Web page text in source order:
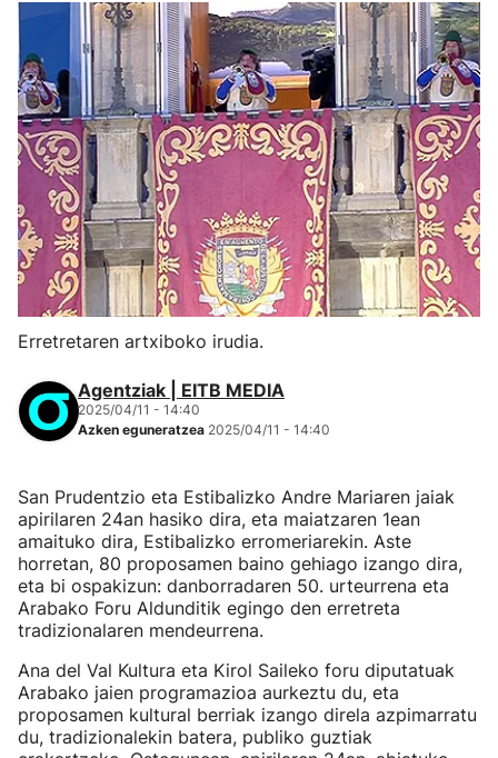
Erretretaren artxiboko irudia.
Agentziak | EITB MEDIA
2025/04/11 - 14:40
Azken eguneratzea 2025/04/11 - 14:40
San Prudentzio eta Estibalizko Andre Mariaren jaiak
apirilaren 24an hasiko dira, eta maiatzaren 1ean
amaituko dira, Estibalizko erromeriarekin. Aste
horretan, 80 proposamen baino gehiago izango dira,
eta bi ospakizun: danborradaren 50. urteurrena eta
Arabako Foru Aldunditik egingo den erretreta
tradizionalaren mendeurrena.
Ana del Val Kultura eta Kirol Saileko foru diputatuak
Arabako jaien programazioa aurkeztu du, eta
proposamen kultural berriak izango direla azpimarratu
du, tradizionalekin batera, publiko guztiak